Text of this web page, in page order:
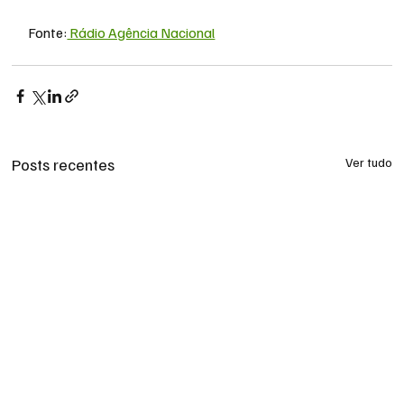
Fonte: Rádio Agência Nacional
Posts recentes Ver tudo